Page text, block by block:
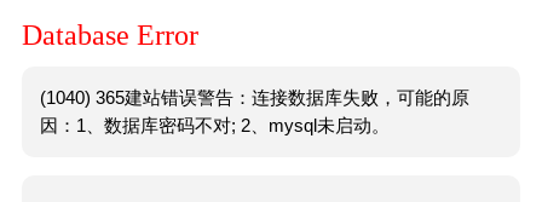
Database Error
(1040) 365建站错误警告：连接数据库失败，可能的原
因：1、数据库密码不对; 2、mysql未启动。